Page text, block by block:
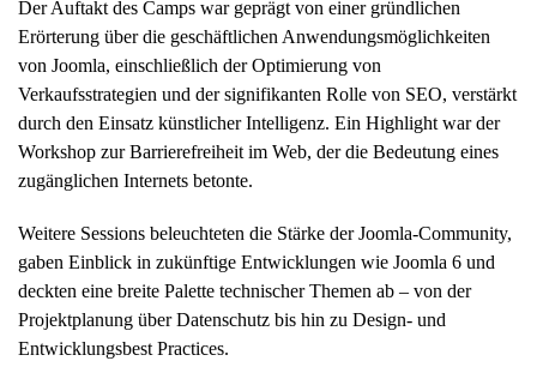
Der Auftakt des Camps war geprägt von einer gründlichen
Erörterung über die geschäftlichen Anwendungsmöglichkeiten
von Joomla, einschließlich der Optimierung von
Verkaufsstrategien und der signifikanten Rolle von SEO, verstärkt
durch den Einsatz künstlicher Intelligenz. Ein Highlight war der
Workshop zur Barrierefreiheit im Web, der die Bedeutung eines
zugänglichen Internets betonte.
Weitere Sessions beleuchteten die Stärke der Joomla-Community,
gaben Einblick in zukünftige Entwicklungen wie Joomla 6 und
deckten eine breite Palette technischer Themen ab – von der
Projektplanung über Datenschutz bis hin zu Design- und
Entwicklungsbest Practices.